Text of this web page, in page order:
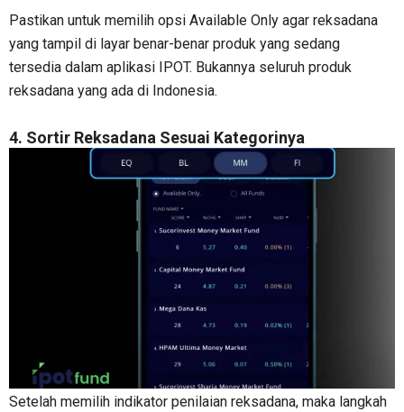
Pastikan untuk memilih opsi Available Only agar reksadana
yang tampil di layar benar-benar produk yang sedang
tersedia dalam aplikasi IPOT. Bukannya seluruh produk
reksadana yang ada di Indonesia.
4. Sortir Reksadana Sesuai Kategorinya
Setelah memilih indikator penilaian reksadana, maka langkah